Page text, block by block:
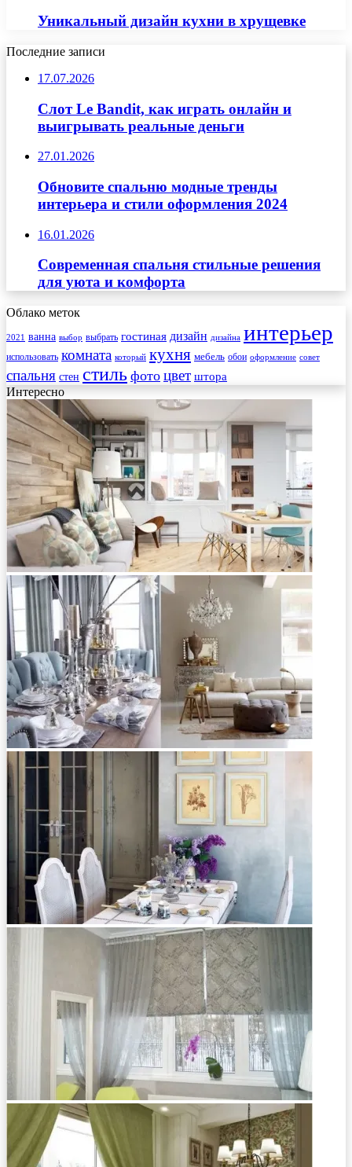
Уникальный дизайн кухни в хрущевке
Последние записи
17.07.2026
Слот Le Bandit, как играть онлайн и
выигрывать реальные деньги
27.01.2026
Обновите спальню модные тренды
интерьера и стили оформления 2024
16.01.2026
Современная спальня стильные решения
для уюта и комфорта
Облако меток
2021 ванна выбор выбрать гостиная дизайн дизайна интерьер
использовать комната который кухня мебель обои оформление совет
спальня стен стиль фото цвет штора
Интересно